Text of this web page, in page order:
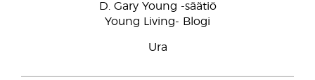
D. Gary Young -säätiö
Young Living- Blogi
Ura